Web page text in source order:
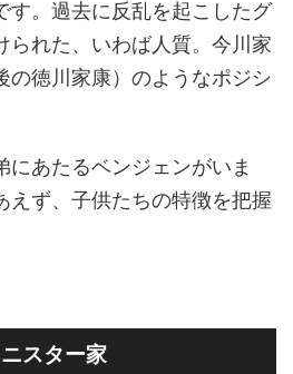
す。過去に反乱を起こしたグ
られた、いわば人質。今川家
の徳川家康）のようなポジシ
にあたるベンジェンがいま
えず、子供たちの特徴を把握
スター家